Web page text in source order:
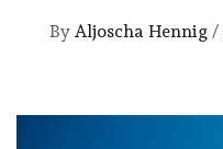
By Aljoscha Hennig /